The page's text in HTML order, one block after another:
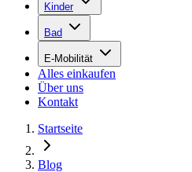
Kinder
Bad
E-Mobilität
Alles einkaufen
Über uns
Kontakt
Startseite
Blog